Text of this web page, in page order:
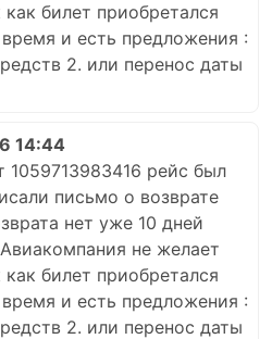
билет приобретался
и есть предложения :
2. или перенос даты
14:44
1059713983416 рейс был
письмо о возврате
нет уже 10 дней
не желает
билет приобретался
и есть предложения :
2. или перенос даты